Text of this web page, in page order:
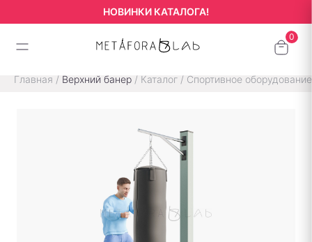
НОВИНКИ КАТАЛОГА!
Главная / Верхний банер / Каталог / Спортивное оборудование